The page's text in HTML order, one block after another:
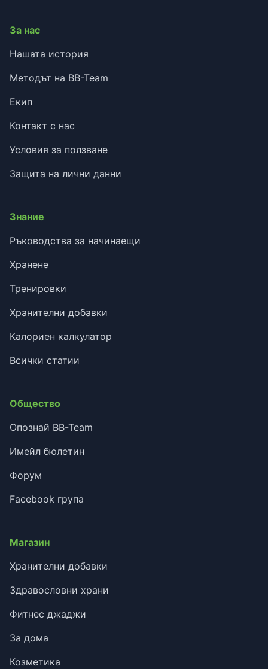
За нас
Нашата история
Методът на BB-Team
Екип
Контакт с нас
Условия за ползване
Защита на лични данни
Знание
Ръководства за начинаещи
Хранене
Тренировки
Хранителни добавки
Калориен калкулатор
Всички статии
Общество
Опознай BB-Team
Имейл бюлетин
Форум
Facebook група
Магазин
Хранителни добавки
Здравословни храни
Фитнес джаджи
За дома
Козметика